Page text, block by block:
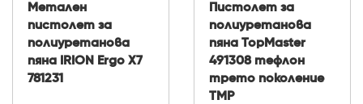
Метален
пистолет за
полиуретанова
пяна IRION Ergo X7
781231
Пистолет за
полиуретанова
пяна TopMaster
491308 тефлон
трето поколение
TMP